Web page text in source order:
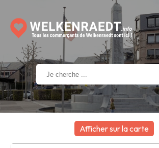
Afficher sur la carte